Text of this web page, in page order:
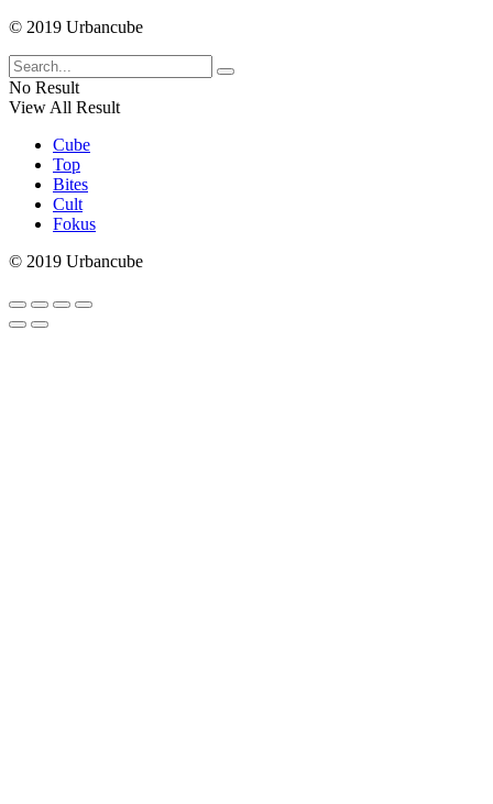
© 2019 Urbancube
No Result
View All Result
Cube
Top
Bites
Cult
Fokus
© 2019 Urbancube